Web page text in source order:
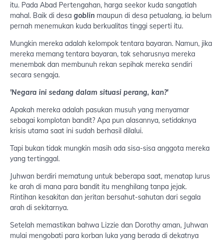
itu. Pada Abad Pertengahan, harga seekor kuda sangatlah
mahal. Baik di desa goblin maupun di desa petualang, ia belum
pernah menemukan kuda berkualitas tinggi seperti itu.
Mungkin mereka adalah kelompok tentara bayaran. Namun, jika
mereka memang tentara bayaran, tak seharusnya mereka
menembak dan membunuh rekan sepihak mereka sendiri
secara sengaja.
'Negara ini sedang dalam situasi perang, kan?'
Apakah mereka adalah pasukan musuh yang menyamar
sebagai komplotan bandit? Apa pun alasannya, setidaknya
krisis utama saat ini sudah berhasil dilalui.
Tapi bukan tidak mungkin masih ada sisa-sisa anggota mereka
yang tertinggal.
Juhwan berdiri mematung untuk beberapa saat, menatap lurus
ke arah di mana para bandit itu menghilang tanpa jejak.
Rintihan kesakitan dan jeritan bersahut-sahutan dari segala
arah di sekitarnya.
Setelah memastikan bahwa Lizzie dan Dorothy aman, Juhwan
mulai mengobati para korban luka yang berada di dekatnya